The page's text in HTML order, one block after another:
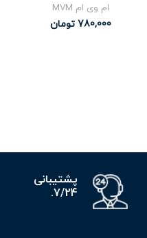
ام وی ام MVM
780,000 تومان
پشتیبانی
7/24.